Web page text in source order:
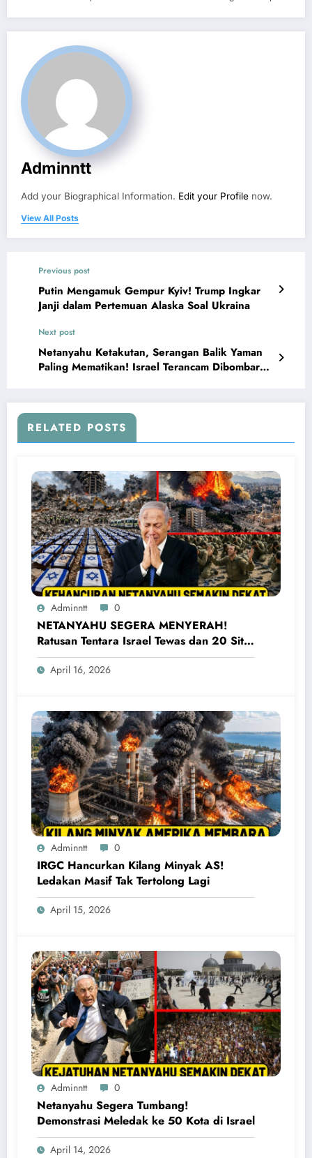
Adminntt
Add your Biographical Information. Edit your Profile now.
View All Posts
Previous post
Putin Mengamuk Gempur Kyiv! Trump Ingkar
Janji dalam Pertemuan Alaska Soal Ukraina
Next post
Netanyahu Ketakutan, Serangan Balik Yaman
Paling Mematikan! Israel Terancam Dibombardir
RELATED POSTS
Adminntt 0
NETANYAHU SEGERA MENYERAH!
Ratusan Tentara Israel Tewas dan 20 Situs
Penting Meledak
April 16, 2026
Adminntt 0
IRGC Hancurkan Kilang Minyak AS!
Ledakan Masif Tak Tertolong Lagi
April 15, 2026
Adminntt 0
Netanyahu Segera Tumbang!
Demonstrasi Meledak ke 50 Kota di Israel
April 14, 2026